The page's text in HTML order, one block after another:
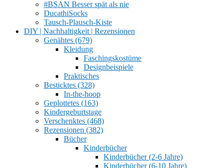
#BSAN Besser spät als nie
DucathiSocks
Tausch-Plausch-Kiste
DIY | Nachhaltigkeit | Rezensionen
Genähtes (679)
Kleidung
Faschingskostüme
Designbeispiele
Praktisches
Besticktes (328)
In-the-hoop
Geplottetes (163)
Kindergeburtstage
Verschenktes (468)
Rezensionen (382)
Bücher
Kinderbücher
Kinderbücher (2-6 Jahre)
Kinderbücher (6-10 Jahre)